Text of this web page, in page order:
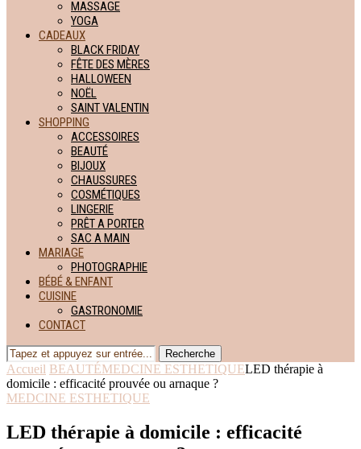
MASSAGE
YOGA
CADEAUX
BLACK FRIDAY
FÊTE DES MÈRES
HALLOWEEN
NOËL
SAINT VALENTIN
SHOPPING
ACCESSOIRES
BEAUTÉ
BIJOUX
CHAUSSURES
COSMÉTIQUES
LINGERIE
PRÊT A PORTER
SAC A MAIN
MARIAGE
PHOTOGRAPHIE
BÉBÉ & ENFANT
CUISINE
GASTRONOMIE
CONTACT
Recherche
Accueil BEAUTÉMEDCINE ESTHETIQUELED thérapie à
domicile : efficacité prouvée ou arnaque ?
MEDCINE ESTHETIQUE
LED thérapie à domicile : efficacité